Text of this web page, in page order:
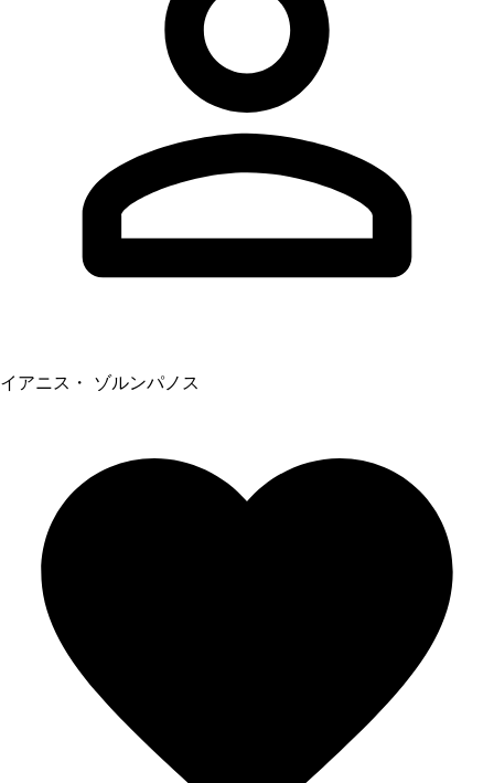
イアニス・ ゾルンパノス